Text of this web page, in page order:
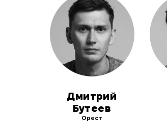
Дмитрий
Бутеев
Орест